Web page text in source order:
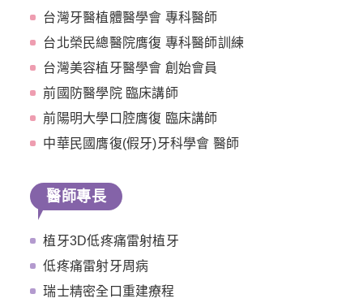
台灣牙醫植體醫學會 專科醫師
台北榮民總醫院膺復 專科醫師訓練
台灣美容植牙醫學會 創始會員
前國防醫學院 臨床講師
前陽明大學口腔膺復 臨床講師
中華民國膺復(假牙)牙科學會 醫師
醫師專長
植牙3D低疼痛雷射植牙
低疼痛雷射牙周病
瑞士精密全口重建療程